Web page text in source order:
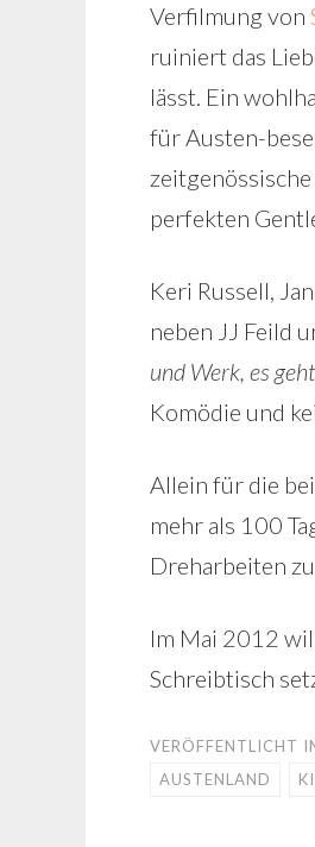
Verfilmung von
ruiniert das
lässt. Ein
für Austen-
perfekten
Keri Russell,
neben JJ Feild
und Werk, es
Komödie und
Allein für die
mehr als 100
Dreharbeiten zu
Im Mai 2012
Schreibtisch
VERÖFFENTLICHT
AUSTENLAND